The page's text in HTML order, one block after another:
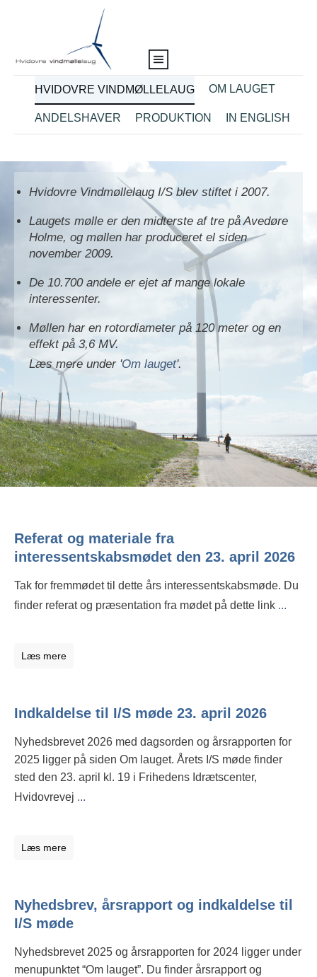
HVIDOVRE VINDMØLLELAUG OM LAUGET
ANDELSHAVER PRODUKTION IN ENGLISH
Hvidovre Vindmøllelaug I/S blev stiftet i 2007.
Laugets mølle er den midterste af tre på Avedøre
Holme, og møllen har produceret el siden
november 2009.
De 10.700 andele er ejet af mange lokale
interessenter.
Møllen har en rotordiameter på 120 meter og en
effekt på 3,6 MV.
Læs mere under 'Om lauget'.
Referat og materiale fra
interessentskabsmødet den 23. april 2026
Tak for fremmødet til dette års interessentskabsmøde. Du
finder referat og præsentation fra mødet på dette link ...
Læs mere
Indkaldelse til I/S møde 23. april 2026
Nyhedsbrevet 2026 med dagsorden og årsrapporten for
2025 ligger på siden Om lauget. Årets I/S møde finder
sted den 23. april kl. 19 i Frihedens Idrætscenter,
Hvidovrevej ...
Læs mere
Nyhedsbrev, årsrapport og indkaldelse til
I/S møde
Nyhedsbrevet 2025 og årsrapporten for 2024 ligger under
menupunktet “Om lauget”. Du finder årsrapport og